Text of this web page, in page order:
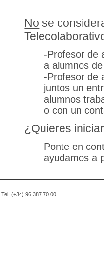
No se
-Profesor de
a alumnos
-Profesor de
juntos un
alumnos
o con un
¿Quieres
Ponte en
ayudamos a
(+34) 96 387 70 00